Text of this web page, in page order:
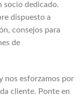
socio dedicado.
dispuesto a
consejos para
de
nos esforzamos por
cliente. Ponte en